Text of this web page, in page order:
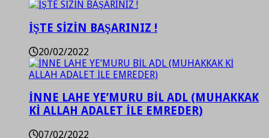
İŞTE SİZİN BAŞARINIZ !
20/02/2022
İNNE LAHE YE’MURU BİL ADL (MUHAKKAK
Kİ ALLAH ADALET İLE EMREDER)
07/02/2022